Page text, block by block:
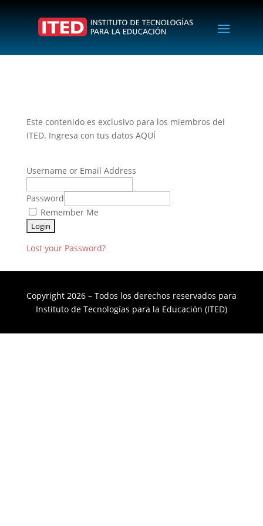
Este contenido es exclusivo para los miembros del
ITED. Ingresa con tus datos AQUÍ
Username or Email Address
Password
Remember Me
Lost your Password?
Copyright 2026 – Todos los derechos reservados para
Instituto de Tecnologías para la Educación (ITED)